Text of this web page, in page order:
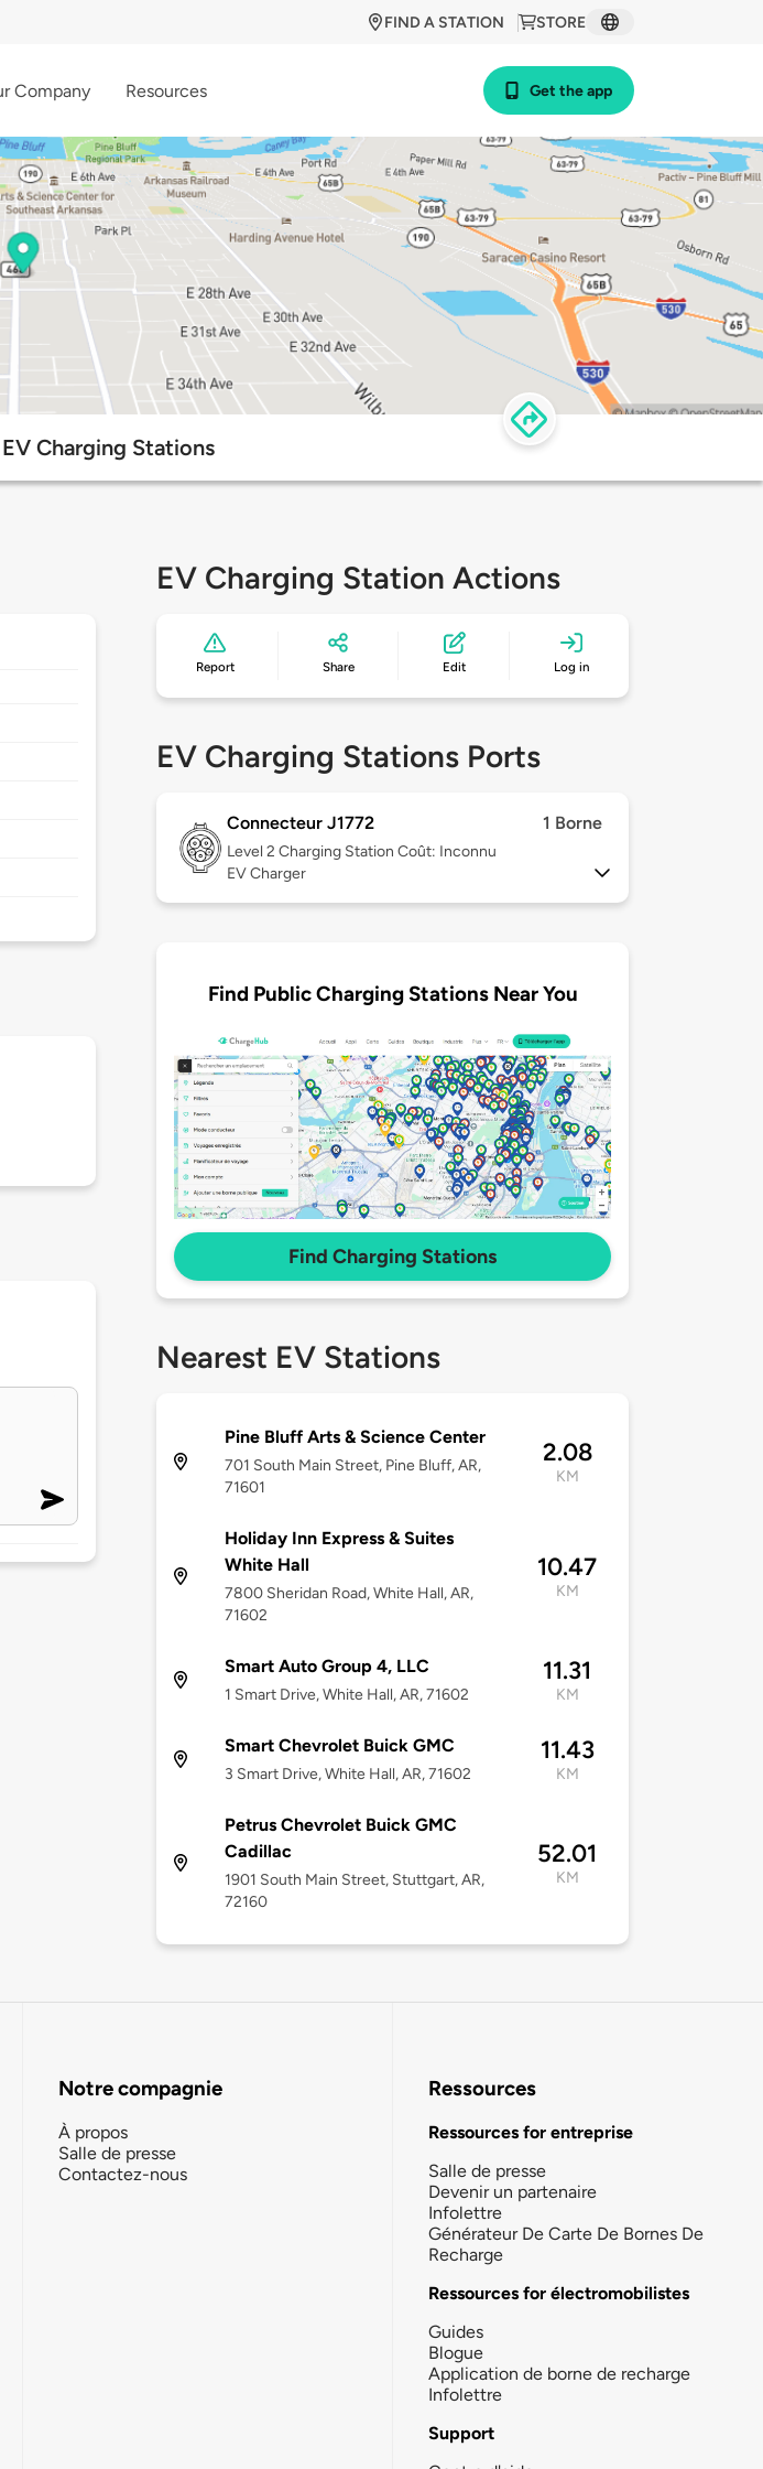
STORE
FIND A STATION
Company Resources Get the app
Charging Stations
EV Charging Station Actions
Report Share Edit Log in
EV Charging Stations Ports
Connecteur J1772 1 Borne
Level 2 Charging Station Coût: Inconnu
EV Charger
Find Public Charging Stations Near You
Find Charging Stations
Nearest EV Stations
Pine Bluff Arts & Science Center
701 South Main Street, Pine Bluff, AR,
71601
2.08
KM
Holiday Inn Express & Suites
White Hall
7800 Sheridan Road, White Hall, AR,
71602
10.47
KM
Smart Auto Group 4, LLC
1 Smart Drive, White Hall, AR, 71602
11.31
KM
Smart Chevrolet Buick GMC
3 Smart Drive, White Hall, AR, 71602
11.43
KM
Petrus Chevrolet Buick GMC
Cadillac
1901 South Main Street, Stuttgart, AR,
72160
52.01
KM
Notre compagnie
À propos
Salle de presse
Contactez-nous
Ressources
Ressources for entreprise
Salle de presse
Devenir un partenaire
Infolettre
Générateur De Carte De Bornes De
Recharge
Ressources for électromobilistes
Guides
Blogue
Application de borne de recharge
Infolettre
Support